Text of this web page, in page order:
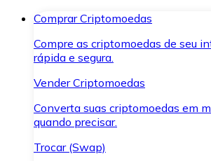
Comprar Criptomoedas
Compre as criptomoedas de seu
rápida e segura.
Vender Criptomoedas
Converta suas criptomoedas em
quando precisar.
Trocar (Swap)